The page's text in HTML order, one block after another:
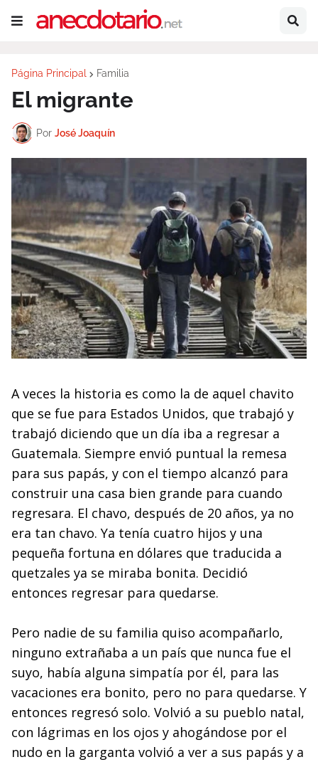
Página Principal Familia
El migrante
Por José Joaquín
A veces la historia es como la de aquel chavito
que se fue para Estados Unidos, que trabajó y
trabajó diciendo que un día iba a regresar a
Guatemala. Siempre envió puntual la remesa
para sus papás, y con el tiempo alcanzó para
construir una casa bien grande para cuando
regresara. El chavo, después de 20 años, ya no
era tan chavo. Ya tenía cuatro hijos y una
pequeña fortuna en dólares que traducida a
quetzales ya se miraba bonita. Decidió
entonces regresar para quedarse.
Pero nadie de su familia quiso acompañarlo,
ninguno extrañaba a un país que nunca fue el
suyo, había alguna simpatía por él, para las
vacaciones era bonito, pero no para quedarse. Y
entonces regresó solo. Volvió a su pueblo natal,
con lágrimas en los ojos y ahogándose por el
nudo en la garganta volvió a ver a sus papás y a